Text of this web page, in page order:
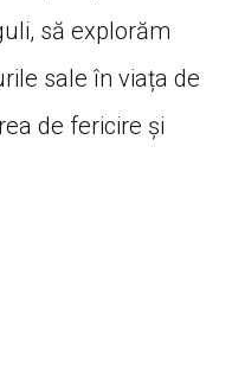
să explorăm
sale în viața de
de fericire și